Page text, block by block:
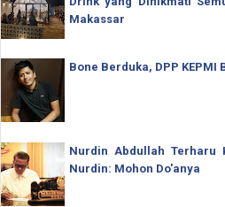
Makassar
Bone Berduka, DPP
Nurdin Abdullah Terharu
Nurdin: Mohon Do'anya